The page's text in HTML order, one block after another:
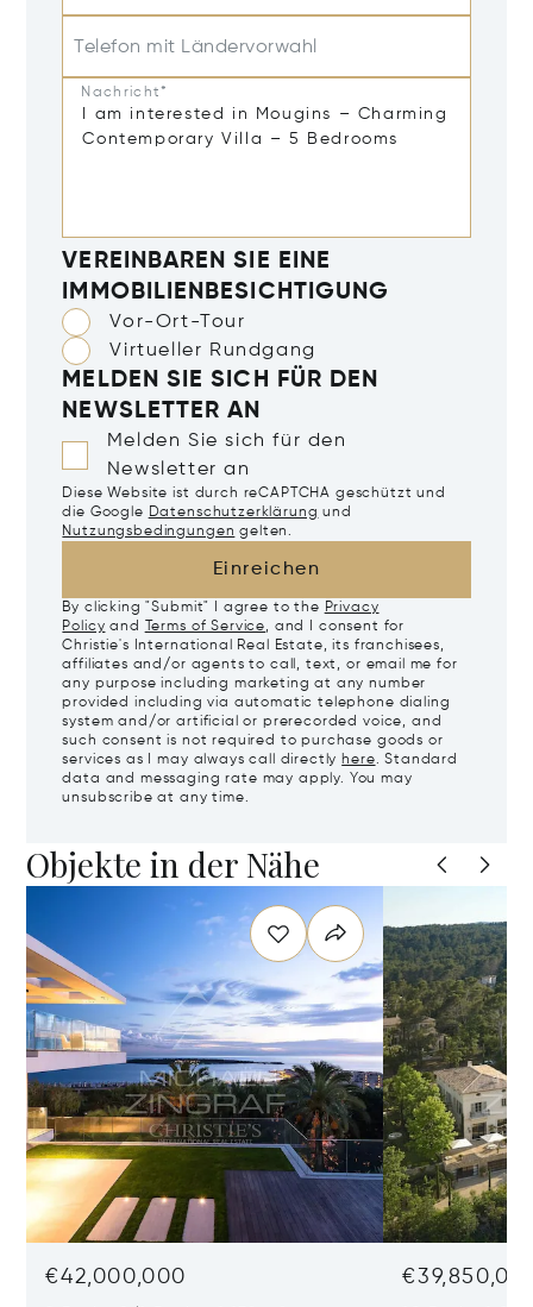
Telefon mit Ländervorwahl
Nachricht*
VEREINBAREN SIE EINE
IMMOBILIENBESICHTIGUNG
Vor-Ort-Tour
Virtueller Rundgang
MELDEN SIE SICH FÜR DEN
NEWSLETTER AN
Melden Sie sich für den
Newsletter an
Diese Website ist durch reCAPTCHA geschützt und
die Google Datenschutzerklärung und
Nutzungsbedingungen gelten.
Einreichen
By clicking "Submit" I agree to the Privacy
Policy and Terms of Service, and I consent for
Christie's International Real Estate, its franchisees,
affiliates and/or agents to call, text, or email me for
any purpose including marketing at any number
provided including via automatic telephone dialing
system and/or artificial or prerecorded voice, and
such consent is not required to purchase goods or
services as I may always call directly here. Standard
data and messaging rate may apply. You may
unsubscribe at any time.
Objekte in der Nähe
€42,000,000